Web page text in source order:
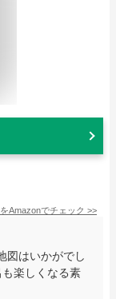
Amazonでチェック >>
図はいかがでし
楽しくなる素